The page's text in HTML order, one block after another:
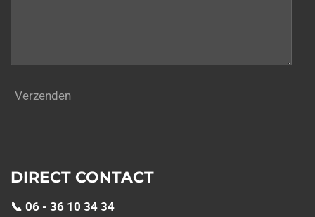
Verzenden
DIRECT CONTACT
📞 06 - 36 10 34 34